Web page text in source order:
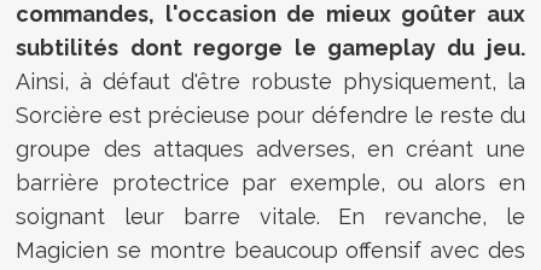
commandes, l'occasion de mieux goûter aux
subtilités dont regorge le gameplay du jeu.
Ainsi, à défaut d'être robuste physiquement, la
Sorcière est précieuse pour défendre le reste du
groupe des attaques adverses, en créant une
barrière protectrice par exemple, ou alors en
soignant leur barre vitale. En revanche, le
Magicien se montre beaucoup offensif avec des